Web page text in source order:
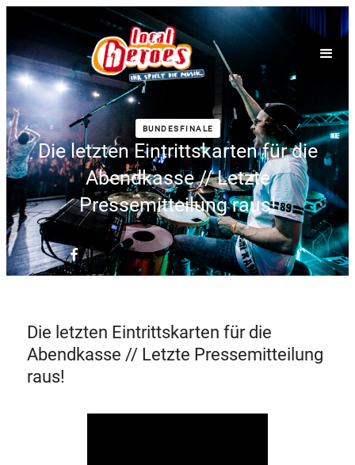
BUNDESFINALE
Die letzten Eintrittskarten für die
Abendkasse // Letzte
Pressemitteilung raus!
Die letzten Eintrittskarten für die
Abendkasse // Letzte Pressemitteilung
raus!